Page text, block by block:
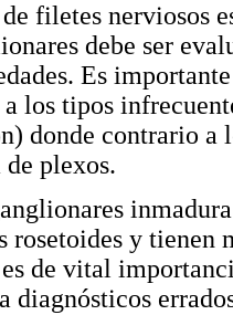
filetes nerviosos
debe ser
Es
los tipos
donde contrario a
de plexos.
rosetoides y
de vital
diagnósticos